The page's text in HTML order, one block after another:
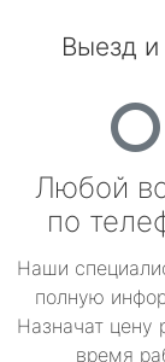
Выезд и
Любой
по
Наши
полную
Назначат цену
время